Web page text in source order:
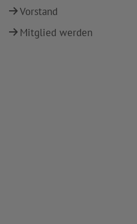
Vorstand
Mitglied werden